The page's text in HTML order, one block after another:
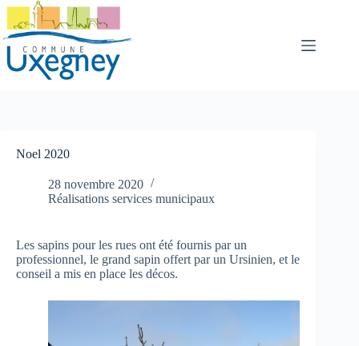
Passer
contenu
Noel 2020
28 novembre 2020
Réalisations services municipaux
Les sapins pour les rues ont été fournis par un
professionnel, le grand sapin offert par un Ursinien, et le
conseil a mis en place les décos.